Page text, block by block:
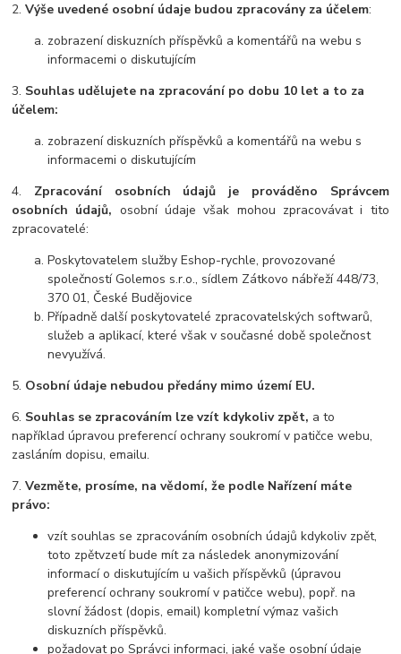
2.Výše uvedené osobní údaje budou zpracovány za účelem:
zobrazení diskuzních příspěvků a komentářů na webu s
informacemi o diskutujícím
3. Souhlas udělujete na zpracování po dobu 10 let a to za
účelem:
zobrazení diskuzních příspěvků a komentářů na webu s
informacemi o diskutujícím
4. Zpracování osobních údajů je prováděno Správcem
osobních údajů, osobní údaje však mohou zpracovávat i tito
zpracovatelé:
Poskytovatelem služby Eshop-rychle, provozované
společností Golemos s.r.o., sídlem Zátkovo nábřeží 448/73,
370 01, České Budějovice
Případně další poskytovatelé zpracovatelských softwarů,
služeb a aplikací, které však v současné době společnost
nevyužívá.
5. Osobní údaje nebudou předány mimo území EU.
6. Souhlas se zpracováním lze vzít kdykoliv zpět, a to
například úpravou preferencí ochrany soukromí v patičce webu,
zasláním dopisu, emailu.
7.Vezměte, prosíme, na vědomí, že podle Nařízení máte
právo:
vzít souhlas se zpracováním osobních údajů kdykoliv zpět,
toto zpětvzetí bude mít za následek anonymizování
informací o diskutujícím u vašich příspěvků (úpravou
preferencí ochrany soukromí v patičce webu), popř. na
slovní žádost (dopis, email) kompletní výmaz vašich
diskuzních příspěvků.
požadovat po Správci informaci, jaké vaše osobní údaje